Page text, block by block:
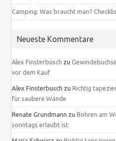
Camping: Was braucht man?
Neueste Kommentare
Alex Finsterbusch zu
vor dem Kauf
Alex Finsterbusch zu Richtig
für saubere Wände
Renate Grundmann zu Bohren am
sonntags erlaubt ist